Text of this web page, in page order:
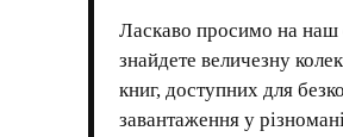
Ласкаво просимо на наш
знайдете величезну
книг, доступних для
завантаження у